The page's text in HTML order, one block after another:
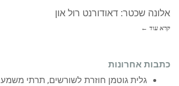
אלונה שכטר: דאודורנט רול און
קרא עוד ←
כתבות אחרונות
גלית גוטמן חוזרת לשורשים, תרתי משמע